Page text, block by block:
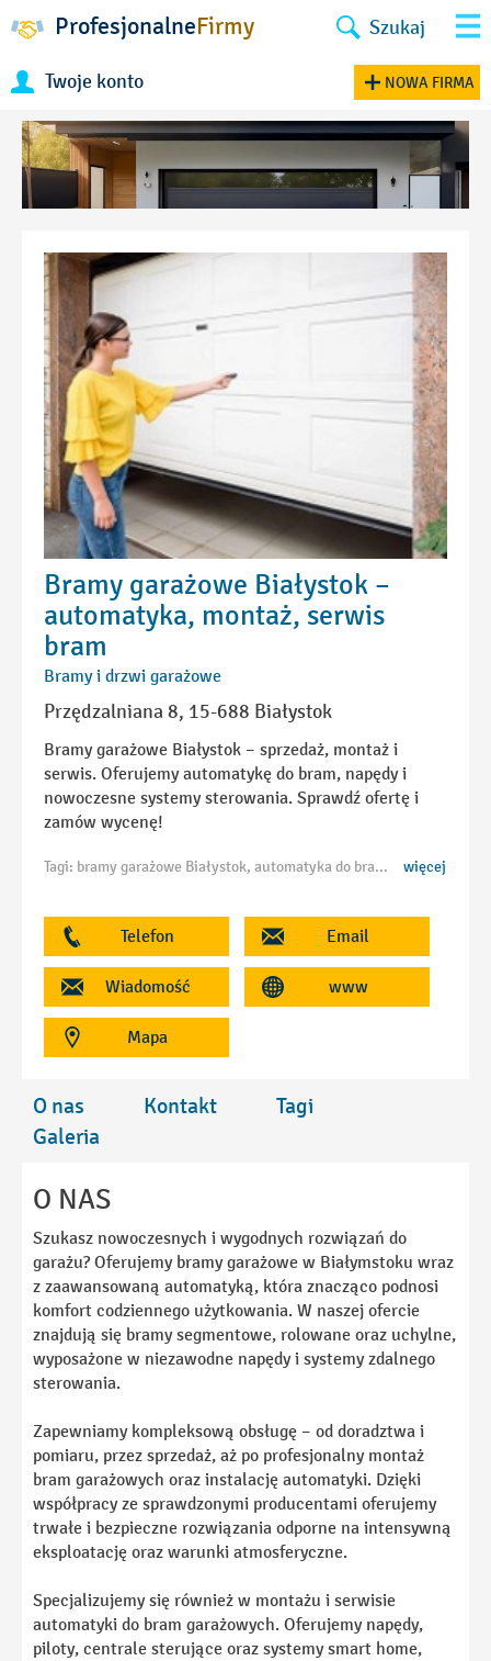
ProfesjonalneFirmy Szukaj
Twoje konto NOWA FIRMA
Bramy garażowe Białystok –
automatyka, montaż, serwis
bram
Bramy i drzwi garażowe
Przędzalniana 8, 15-688 Białystok
Bramy garażowe Białystok – sprzedaż, montaż i
serwis. Oferujemy automatykę do bram, napędy i
nowoczesne systemy sterowania. Sprawdź ofertę i
zamów wycenę!
Tagi: bramy garażowe Białystok, automatyka do bram Białystok, napędy do bram garażowych Białystok, montaż bram Białystok, serwis bram garażowych Białystok, bramy segmentowe Białystok, bramy rolowane Białystok, sterowanie bramą Białystok więcej
Telefon Email
Wiadomość www
Mapa
O nas Kontakt
Tagi
Galeria
O NAS
Szukasz nowoczesnych i wygodnych rozwiązań do
garażu? Oferujemy bramy garażowe w Białymstoku wraz
z zaawansowaną automatyką, która znacząco podnosi
komfort codziennego użytkowania. W naszej ofercie
znajdują się bramy segmentowe, rolowane oraz uchylne,
wyposażone w niezawodne napędy i systemy zdalnego
sterowania.
Zapewniamy kompleksową obsługę – od doradztwa i
pomiaru, przez sprzedaż, aż po profesjonalny montaż
bram garażowych oraz instalację automatyki. Dzięki
współpracy ze sprawdzonymi producentami oferujemy
trwałe i bezpieczne rozwiązania odporne na intensywną
eksploatację oraz warunki atmosferyczne.
Specjalizujemy się również w montażu i serwisie
automatyki do bram garażowych. Oferujemy napędy,
piloty, centrale sterujące oraz systemy smart home,